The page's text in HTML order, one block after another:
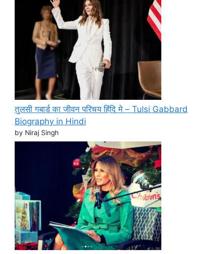
तुलसी गबार्ड का जीवन परिचय हिंदि मे – Tulsi Gabbard
Biography in Hindi
by Niraj Singh